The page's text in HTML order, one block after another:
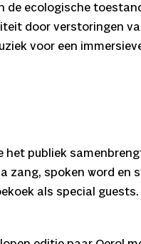
de ecologische
door verstoringen
voor een
publiek
zang, spoken word en
als special guests.